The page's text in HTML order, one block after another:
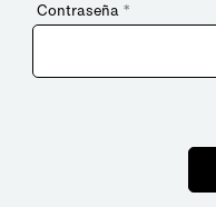
Contraseña *